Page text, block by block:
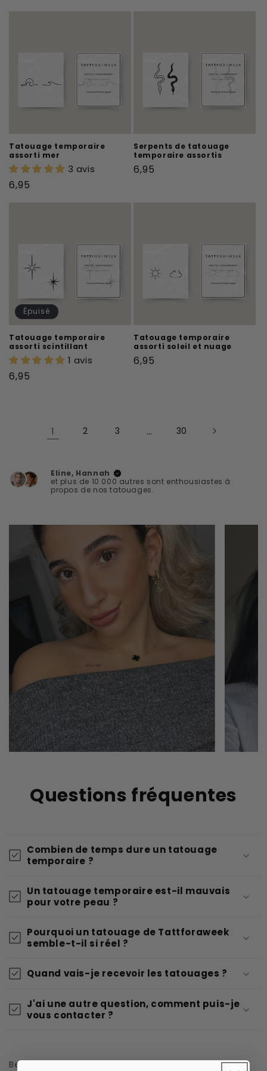
Tatouage temporaire
assorti mer
3 avis
Prix
6,95
Serpents de tatouage
temporaire assortis
Prix
6,95
Épuisé
Tatouage temporaire
assorti scintillant
1 avis
Prix
6,95
Tatouage temporaire
assorti soleil et nuage
Prix
6,95
1 2 3 … 30
Eline, Hannah
et plus de 10 000 autres sont enthousiastes à
propos de nos tatouages.
Questions fréquentes
Combien de temps dure un tatouage
temporaire ?
Un tatouage temporaire est-il mauvais
pour votre peau ?
Pourquoi un tatouage de Tattforaweek
semble-t-il si réel ?
Quand vais-je recevoir les tatouages ?
J'ai une autre question, comment puis-je
vous contacter ?
Ben je op zoek naar een subtiele tattoo die niet